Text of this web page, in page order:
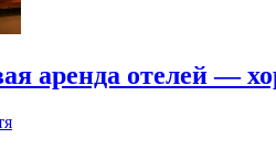
аренда отелей —